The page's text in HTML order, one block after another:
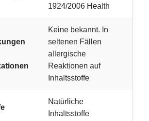
1924/2006 Health
Keine bekannt. In
seltenen Fällen
allergische
Reaktionen auf
Inhaltsstoffe
Natürliche
Inhaltsstoffe